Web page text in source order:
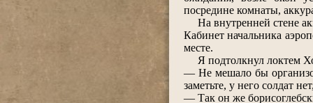
посредине комнаты,
На внутренней стене
Кабинет начальника
месте.
Я подтолкнул локтем
― Не мешало бы
заметьте, у него солдат
― Так он же